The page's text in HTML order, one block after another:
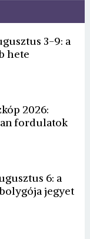
3-9: a
hete
2026:
fordulatok
6: a
jegyet